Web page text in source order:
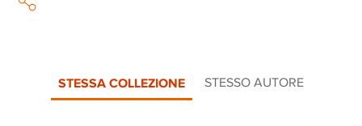
STESSA COLLEZIONE STESSO AUTORE